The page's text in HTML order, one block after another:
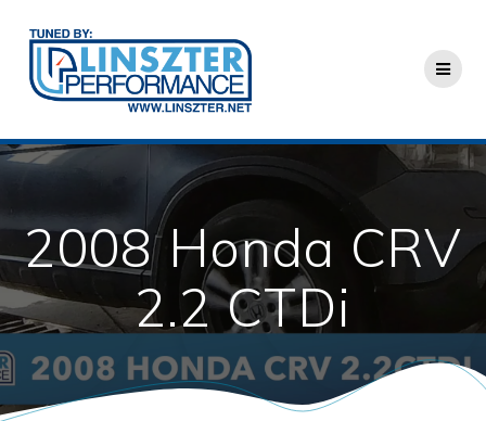
content
2008 Honda CRV
2.2 CTDi